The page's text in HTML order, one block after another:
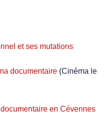
et ses mutations
documentaire (Cinéma le
en Cévennes